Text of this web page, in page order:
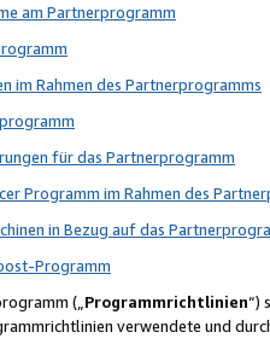
am Partnerprogramm
im Rahmen des Partnerprogramms
für das Partnerprogramm
Programm im Rahmen des
in Bezug auf das
Programm
(„Programmrichtlinien“)
verwendete und